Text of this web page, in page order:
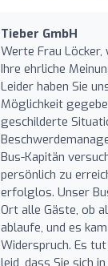
Tieber GmbH
Werte Frau
Ihre ehrliche
Leider haben Sie
Möglichkeit
geschilderte
Bus-Kapitän
persönlich zu
erfolglos. Unser
Ort alle Gäste, ob
ablaufe, und es
Widerspruch. Es
leid, dass Sie sich